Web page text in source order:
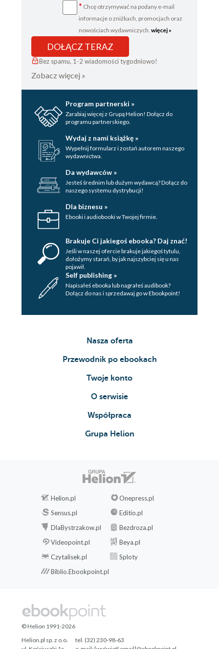
* Chcę otrzymywać na podany e-mail
informacje o zniżkach, promocjach oraz
nowościach wydawniczych. więcej »
DOŁĄCZ TERAZ
Bez spamu, 1-2 wiadomości tygodniowo!
Zobacz więcej »
Program partnerski »
Zarabiaj więcej z Grupą Helion! Dołącz do
programu partnerskiego.
Wydaj z nami książkę »
Wypełnij formularz i zostań autorem naszego
wydawnictwa.
Da wydawców »
Jesteś średnim lub dużym wydawcą? Dołącz do
naszego systemu dystrybucji!
Dla biznesu »
Ebooki i audiobooki w Twojej firmie.
Brakuje Ci jakiegoś ebooka? Daj znać!
Jeśli w naszej ofercie brakuje jakiegoś tytulu,
dołożymy starań, by jak najszybciej się u nas
pojawił.
Self publishing »
Napisałeś ebooka lub nagrałeś audibook?
Dołącz do nas i sprzedawaj go w Ebookpoint!
Nasza oferta
Przewodnik po ebookach
Twoje konto
O serwisie
Współpraca
Grupa Helion
Helion.pl
Onepress.pl
Sensus.pl
Editio.pl
DlaBystrzakow.pl
Bezdroza.pl
Videopoint.pl
Beya.pl
Czytalisek.pl
Sploty
Biblio.Ebookpoint.pl
© Helion 1991-2026
Helion.pl sp. z o.o.
tel. (32) 230-98-63